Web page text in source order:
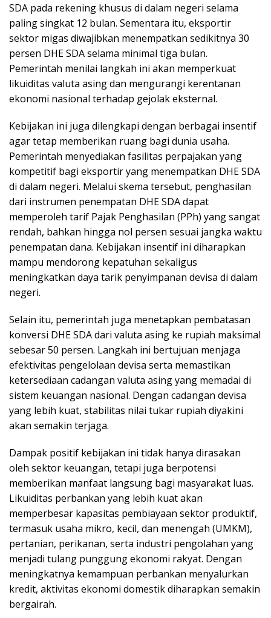
SDA pada rekening khusus di dalam negeri selama
paling singkat 12 bulan. Sementara itu, eksportir
sektor migas diwajibkan menempatkan sedikitnya 30
persen DHE SDA selama minimal tiga bulan.
Pemerintah menilai langkah ini akan memperkuat
likuiditas valuta asing dan mengurangi kerentanan
ekonomi nasional terhadap gejolak eksternal.
Kebijakan ini juga dilengkapi dengan berbagai insentif
agar tetap memberikan ruang bagi dunia usaha.
Pemerintah menyediakan fasilitas perpajakan yang
kompetitif bagi eksportir yang menempatkan DHE SDA
di dalam negeri. Melalui skema tersebut, penghasilan
dari instrumen penempatan DHE SDA dapat
memperoleh tarif Pajak Penghasilan (PPh) yang sangat
rendah, bahkan hingga nol persen sesuai jangka waktu
penempatan dana. Kebijakan insentif ini diharapkan
mampu mendorong kepatuhan sekaligus
meningkatkan daya tarik penyimpanan devisa di dalam
negeri.
Selain itu, pemerintah juga menetapkan pembatasan
konversi DHE SDA dari valuta asing ke rupiah maksimal
sebesar 50 persen. Langkah ini bertujuan menjaga
efektivitas pengelolaan devisa serta memastikan
ketersediaan cadangan valuta asing yang memadai di
sistem keuangan nasional. Dengan cadangan devisa
yang lebih kuat, stabilitas nilai tukar rupiah diyakini
akan semakin terjaga.
Dampak positif kebijakan ini tidak hanya dirasakan
oleh sektor keuangan, tetapi juga berpotensi
memberikan manfaat langsung bagi masyarakat luas.
Likuiditas perbankan yang lebih kuat akan
memperbesar kapasitas pembiayaan sektor produktif,
termasuk usaha mikro, kecil, dan menengah (UMKM),
pertanian, perikanan, serta industri pengolahan yang
menjadi tulang punggung ekonomi rakyat. Dengan
meningkatnya kemampuan perbankan menyalurkan
kredit, aktivitas ekonomi domestik diharapkan semakin
bergairah.